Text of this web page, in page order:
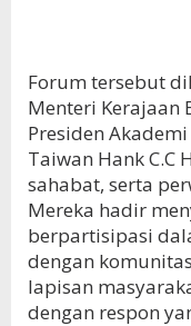
Forum tersebut
Menteri Kerajaan
Presiden
Taiwan Hank C.C
sahabat, serta
Mereka hadir
berpartisipasi
dengan
lapisan
dengan respon